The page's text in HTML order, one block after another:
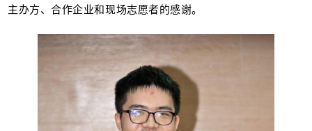
主办方、合作企业和现场志愿者的感谢。